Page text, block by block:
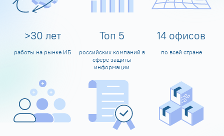
>30 лет
работы на рынке ИБ
Топ 5
российских компаний в
сфере защиты
информации
14 офисов
по всей стране